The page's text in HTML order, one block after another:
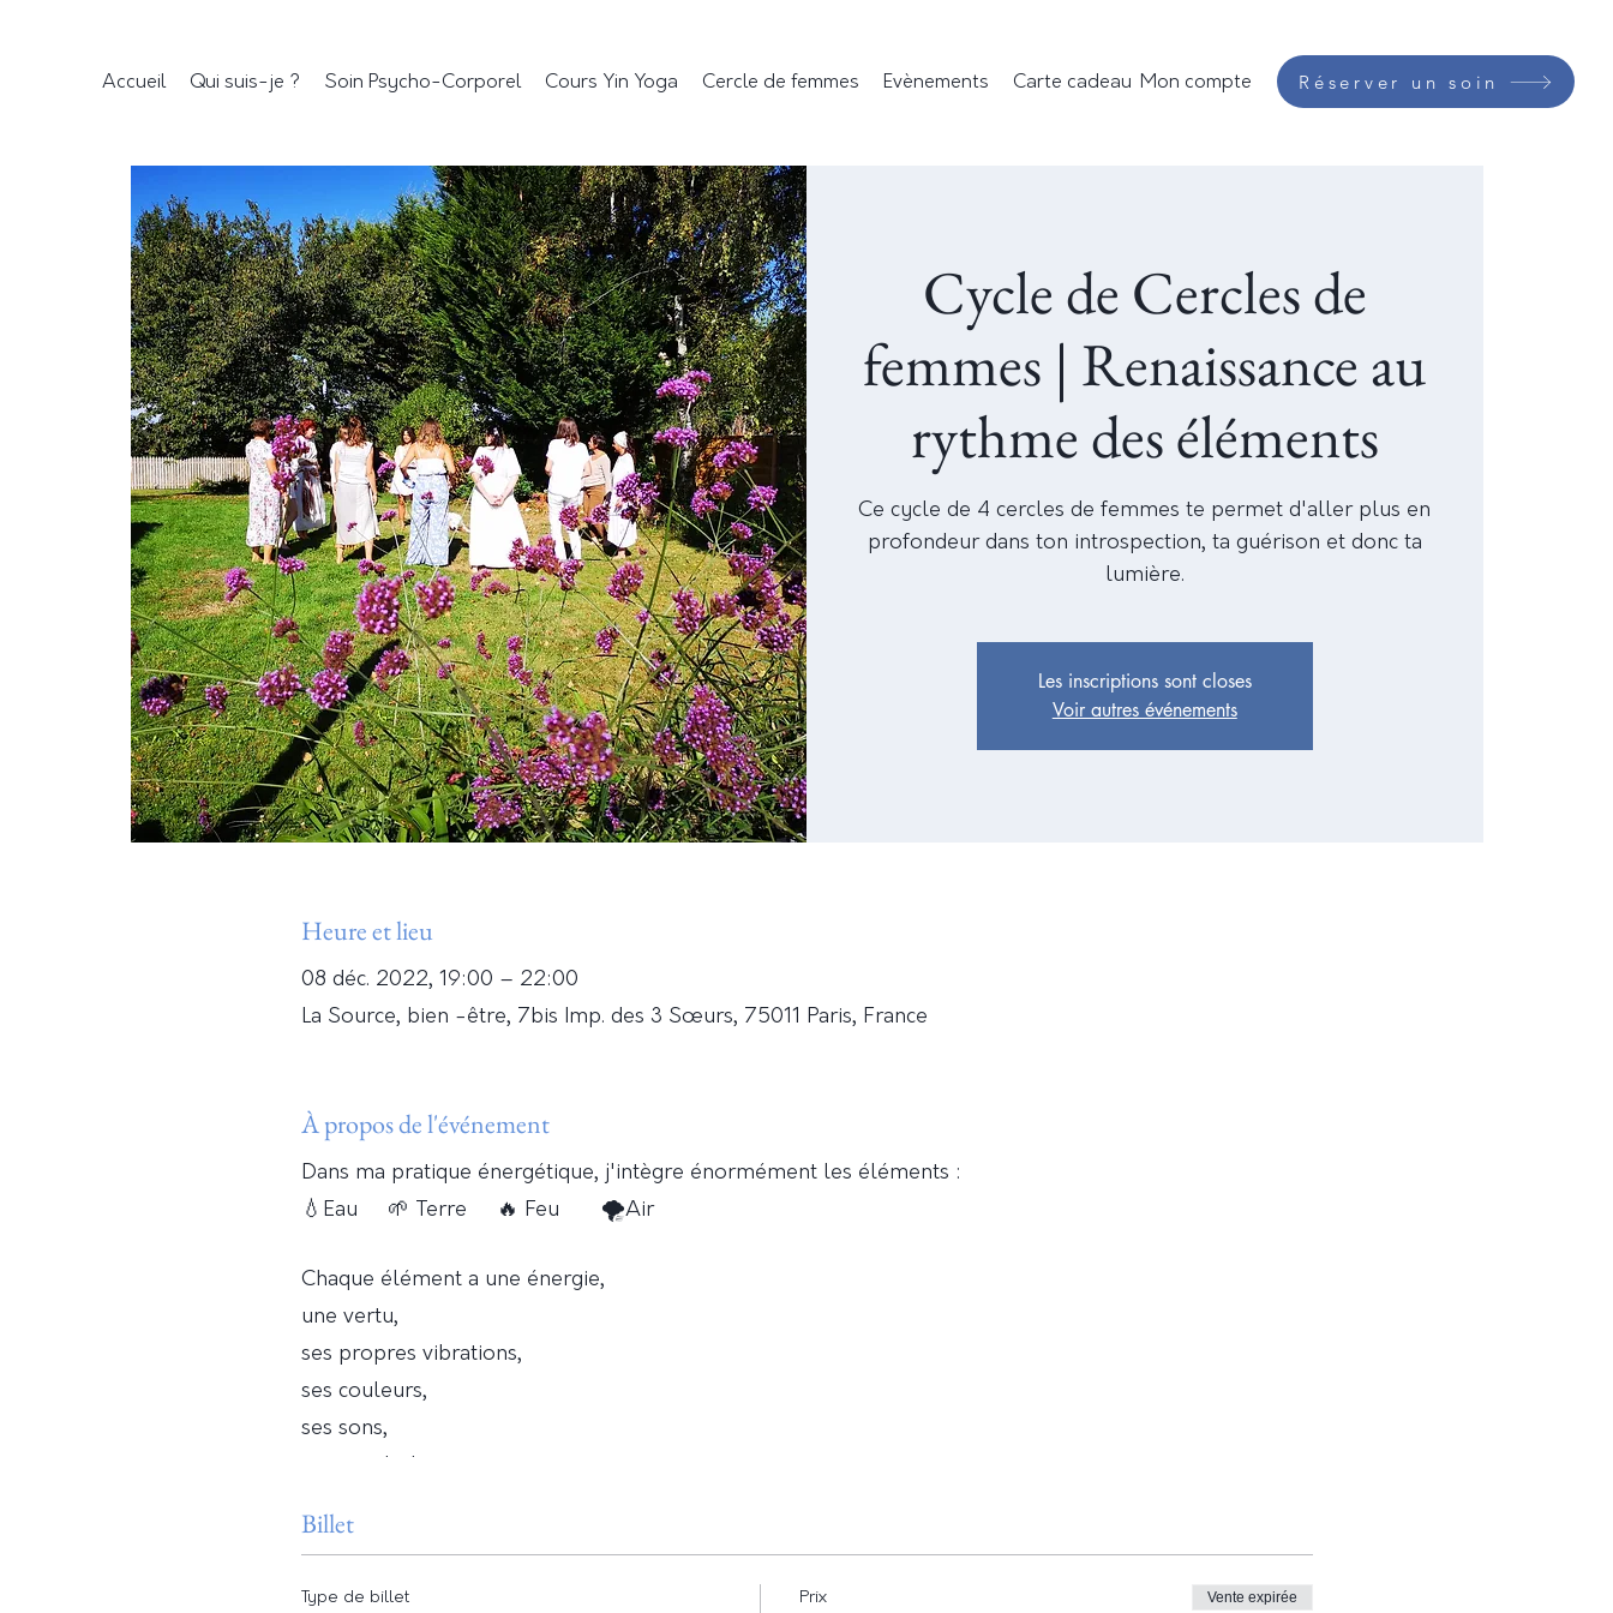
Accueil Qui suis-je ? Soin Psycho-Corporel Cours Yin Yoga Cercle de femmes Evènements Carte cadeau Mon compte Réserver un soin
Cycle de Cercles de
femmes | Renaissance au
rythme des éléments
Ce cycle de 4 cercles de femmes te permet d'aller plus en
profondeur dans ton introspection, ta guérison et donc ta
lumière.
Les inscriptions sont closes
Voir autres événements
Heure et lieu
08 déc. 2022, 19:00 – 22:00
La Source, bien -être, 7bis Imp. des 3 Sœurs, 75011 Paris, France
À propos de l'événement
Dans ma pratique énergétique, j'intègre énormément les éléments :
💧Eau 🌱 Terre 🔥 Feu 🌪Air
Chaque élément a une énergie,
une vertu,
ses propres vibrations,
ses couleurs,
ses sons,
Billet
Type de billet Prix Vente expirée